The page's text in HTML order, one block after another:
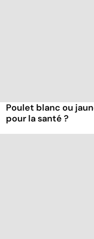
Poulet blanc ou
pour la santé ?